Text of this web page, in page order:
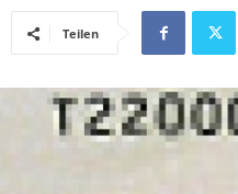
Teilen